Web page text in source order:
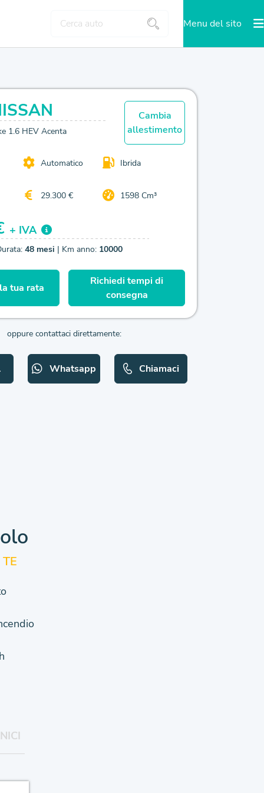
Menu del sito
1.6 HEV Acenta
Cambia
allestimento
Automatico Ibrida
29.300 € 1598 Cm³
+ IVA
48 mesi | Km anno: 10000
tua rata
Richiedi tempi di
consegna
oppure contattaci direttamente:
Whatsapp Chiamaci